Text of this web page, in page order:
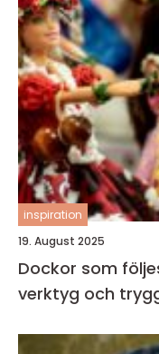
inspiration
19. August 2025
Dockor som
verktyg och